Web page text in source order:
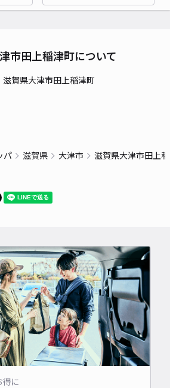
市田上稲津町について
滋賀県大津市田上稲津町
パ 滋賀県 大津市 滋賀県大津市田上
に